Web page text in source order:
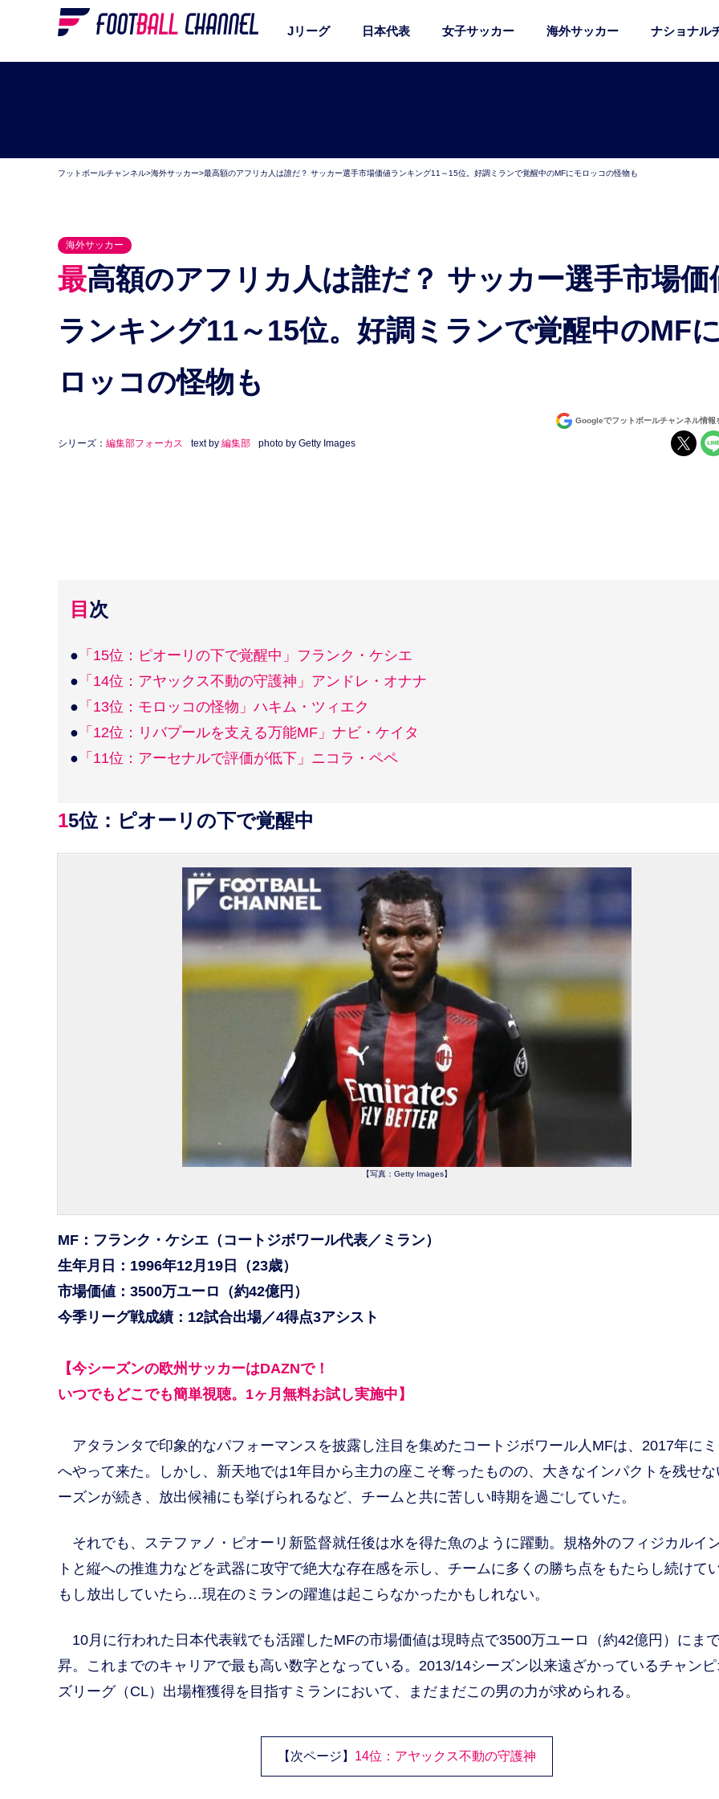
Jリーグ 日本代表 女子サッカー 海外サッカー ナショナル
フットボールチャンネル>海外サッカー>最高額のアフリカ人は誰だ？ サッカー選手市場価値ランキング11～15位。好調ミランで覚醒中のMFにモロッコの怪物も
海外サッカー
最高額のアフリカ人は誰だ？ サッカー選手市場価値
ランキング11～15位。好調ミランで覚醒中のMF
ロッコの怪物も
Googleでフットボールチャンネル情報
シリーズ： 編集部フォーカス text by 編集部 photo by Getty Images
目次
● 「15位：ピオーリの下で覚醒中」フランク・ケシエ
● 「14位：アヤックス不動の守護神」アンドレ・オナナ
● 「13位：モロッコの怪物」ハキム・ツィエク
● 「12位：リバプールを支える万能MF」ナビ・ケイタ
● 「11位：アーセナルで評価が低下」ニコラ・ペペ
15位：ピオーリの下で覚醒中
【写真：Getty Images】
MF：フランク・ケシエ（コートジボワール代表／ミラン）
生年月日：1996年12月19日（23歳）
市場価値：3500万ユーロ（約42億円）
今季リーグ戦成績：12試合出場／4得点3アシスト
【今シーズンの欧州サッカーはDAZNで！
いつでもどこでも簡単視聴。1ヶ月無料お試し実施中】
アタランタで印象的なパフォーマンスを披露し注目を集めたコートジボワール人MFは、2017年に
へやって来た。しかし、新天地では1年目から主力の座こそ奪ったものの、大きなインパクトを残せな
ーズンが続き、放出候補にも挙げられるなど、チームと共に苦しい時期を過ごしていた。
それでも、ステファノ・ピオーリ新監督就任後は水を得た魚のように躍動。規格外のフィジカルイ
トと縦への推進力などを武器に攻守で絶大な存在感を示し、チームに多くの勝ち点をもたらし続けてい
もし放出していたら…現在のミランの躍進は起こらなかったかもしれない。
10月に行われた日本代表戦でも活躍したMFの市場価値は現時点で3500万ユーロ（約42億円）にま
昇。これまでのキャリアで最も高い数字となっている。2013/14シーズン以来遠ざかっているチャンピ
ズリーグ（CL）出場権獲得を目指すミランにおいて、まだまだこの男の力が求められる。
【次ページ】 14位：アヤックス不動の守護神